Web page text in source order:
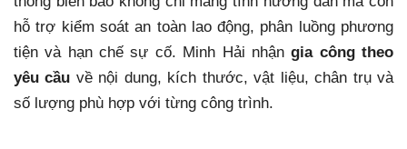
hỗ trợ kiểm soát an toàn lao động, phân luồng phương
tiện và hạn chế sự cố. Minh Hải nhậngia công theo
yêu cầu về nội dung, kích thước, vật liệu, chân trụ và
số lượng phù hợp với từng công trình.